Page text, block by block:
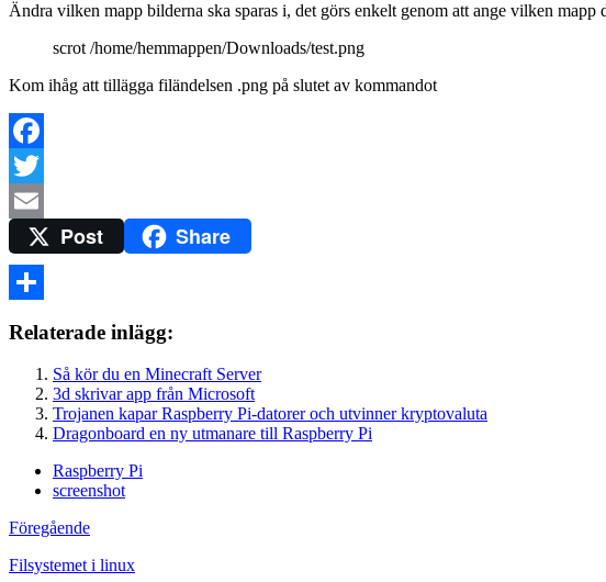
Ändra vilken mapp bilderna ska sparas i, det görs enkelt genom att ange vilken
scrot /home/hemmappen/Downloads/test.png
Kom ihåg att tillägga filändelsen .png på slutet av kommandot
Facebook
Twitter
Email
Post Share
Relaterade inlägg:
Så kör du en Minecraft Server
3d skrivar app från Microsoft
Trojanen kapar Raspberry Pi-datorer och utvinner kryptovaluta
Dragonboard en ny utmanare till Raspberry Pi
Raspberry Pi
screenshot
Föregående
Filsystemet i linux